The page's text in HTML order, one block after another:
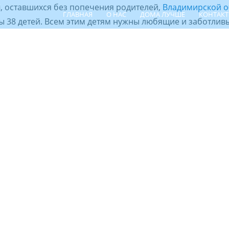
ГЛАВНАЯ О НАС ДОМА ЛУЧШЕ
без попечения родителей, Владимирской
детей. Всем этим детям нужны любящие и